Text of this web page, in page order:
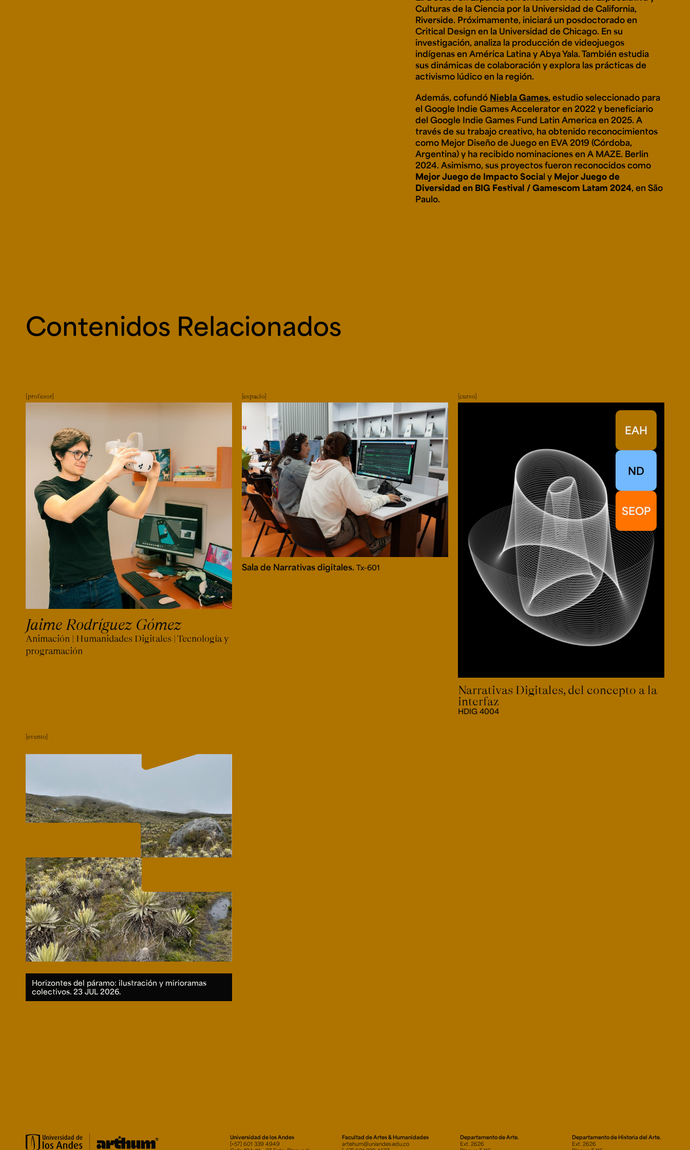
Culturas de la Ciencia por la Universidad de California,
Riverside. Próximamente, iniciará un posdoctorado en
Critical Design en la Universidad de Chicago. En su
investigación, analiza la producción de videojuegos
indígenas en América Latina y Abya Yala. También estudia
sus dinámicas de colaboración y explora las prácticas de
activismo lúdico en la región.
Además, cofundó Niebla Games,estudio seleccionado para
el Google Indie Games Accelerator en 2022 y beneficiario
del Google Indie Games Fund Latin America en 2025. A
través de su trabajo creativo, ha obtenido reconocimientos
como Mejor Diseño de Juego en EVA 2019 (Córdoba,
Argentina) y ha recibido nominaciones en A MAZE. Berlin
2024. Asimismo, sus proyectos fueron reconocidos como
Mejor Juego de Impacto Social y Mejor Juego de
Diversidad en BIG Festival / Gamescom Latam 2024, en São
Paulo.
Contenidos Relacionados
profesor
Jaime Rodríguez Gómez
Animación | Humanidades Digitales | Tecnología y
programación
espacio
Sala de Narrativas digitales.Tx-601
curso
EAH
ND
SEOP
Narrativas Digitales, del concepto a la
interfaz
HDIG 4004
evento
Horizontes del páramo: ilustración y mirioramas
colectivos. 23 JUL 2026.
Universidad de los Andes
[+57] 601 339 4949
Facultad de Artes & Humanidades
artehum@uniandes.edu.co
Departamento de Arte.
Ext. 2626
Departamento de Historia del Arte.
Ext. 2626